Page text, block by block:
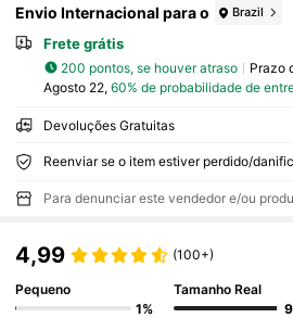
Envio Internacional para o Brazil
Frete grátis
200 pontos, se houver atraso Prazo
Agosto 22, 60% de probabilidade de
Devoluções Gratuitas
Para denunciar este vendedor e/ou
4,99 (100+)
Pequeno
1%
Tamanho Real